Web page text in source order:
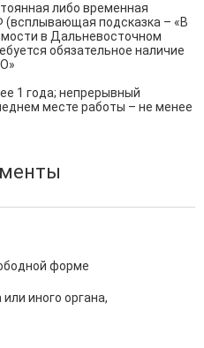
либо временная
(всплывающая подсказка – «В
в Дальневосточном
обязательное наличие
1 года; непрерывный
месте работы – не менее
форме
иного органа,